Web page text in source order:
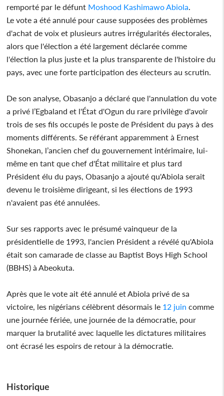
remporté par le défunt Moshood Kashimawo Abiola
Le vote a été annulé pour cause supposées des problèmes
d'achat de voix et plusieurs autres irrégularités électorales,
alors que l'élection a été largement déclarée comme
l'élection la plus juste et la plus transparente de l'histoire du
pays, avec une forte participation des électeurs au scrutin.
De son analyse, Obasanjo a déclaré que l'annulation du vote
a privé l’Egbaland et l'État d'Ogun du rare privilège d'avoir
trois de ses fils occupés le poste de Président du pays à des
moments différents. Se référant apparemment à Ernest
Shonekan, l’ancien chef du gouvernement intérimaire, lui-
même en tant que chef d'État militaire et plus tard
Président élu du pays, Obasanjo a ajouté qu'Abiola serait
devenu le troisième dirigeant, si les élections de 1993
n'avaient pas été annulées.
Sur ses rapports avec le présumé vainqueur de la
présidentielle de 1993, l'ancien Président a révélé qu'Abiola
était son camarade de classe au Baptist Boys High School
(BBHS) à Abeokuta.
Après que le vote ait été annulé et Abiola privé de sa
victoire, les nigérians célèbrent désormais le 12 juin comme
une journée fériée, une journée de la démocratie, pour
marquer la brutalité avec laquelle les dictatures militaires
ont écrasé les espoirs de retour à la démocratie.
Historique